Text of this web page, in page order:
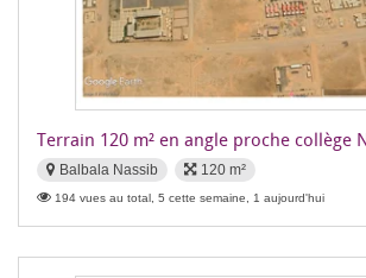
Terrain 120 m² en angle proche collège
Balbala Nassib 120 m²
194 vues au total, 5 cette semaine, 1 aujourd'hui